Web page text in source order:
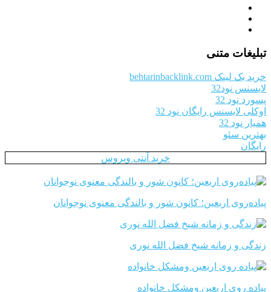
تبلیغات متنی
خرید بک لینک behtarinbacklink.com
لایسنس نود32
پسورد نود 32
اوکلی لایسنس رایگان نود 32
همیار نود 32
بهترین سئو
رایگان
خرید آنتی ویروس
پیاده‌روی اربعین؛ کانون شور و بالندگی معنوی نوجوانان
زندگی و زمانه شیخ فضل الله نوری
پیاده روی اربعین ومشکل خانواده